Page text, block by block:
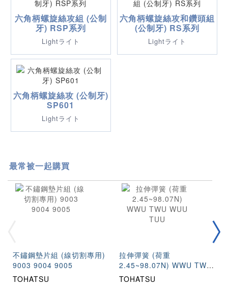
六角柄螺旋絲攻組 (公制
牙) RSP系列
Lightライト
六角柄螺旋絲攻和鑽頭組
(公制牙) RS系列
Lightライト
六角柄螺旋絲攻 (公制牙)
SP601
Lightライト
最常被一起購買
不鏽鋼墊片組 (線切割專用)
9003 9004 9005
TOHATSU
拉伸彈簧 (荷重
2.45~98.07N) WWU TWU
WUU TUU
TOHATSU